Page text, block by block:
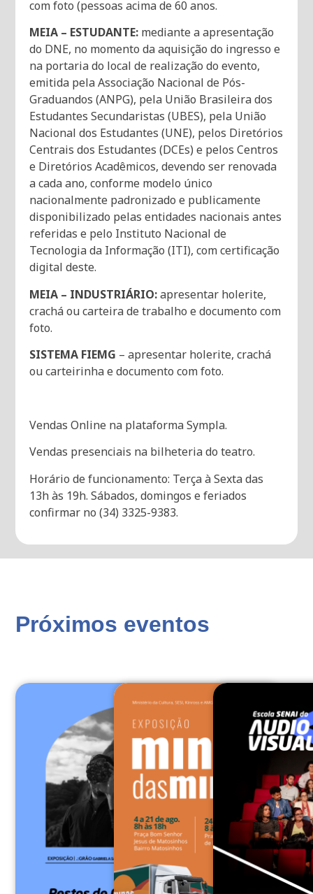
com foto (pessoas acima de 60 anos.
MEIA – ESTUDANTE: mediante a apresentação
do DNE, no momento da aquisição do ingresso e
na portaria do local de realização do evento,
emitida pela Associação Nacional de Pós-
Graduandos (ANPG), pela União Brasileira dos
Estudantes Secundaristas (UBES), pela União
Nacional dos Estudantes (UNE), pelos Diretórios
Centrais dos Estudantes (DCEs) e pelos Centros
e Diretórios Acadêmicos, devendo ser renovada
a cada ano, conforme modelo único
nacionalmente padronizado e publicamente
disponibilizado pelas entidades nacionais antes
referidas e pelo Instituto Nacional de
Tecnologia da Informação (ITI), com certificação
digital deste.
MEIA – INDUSTRIÁRIO:apresentar holerite,
crachá ou carteira de trabalho e documento com
foto.
SISTEMA FIEMG – apresentar holerite, crachá
ou carteirinha e documento com foto.
Vendas Online na plataforma Sympla.
Vendas presenciais na bilheteria do teatro.
Horário de funcionamento: Terça à Sexta das
13h às 19h. Sábados, domingos e feriados
confirmar no (34) 3325-9383.
Próximos eventos